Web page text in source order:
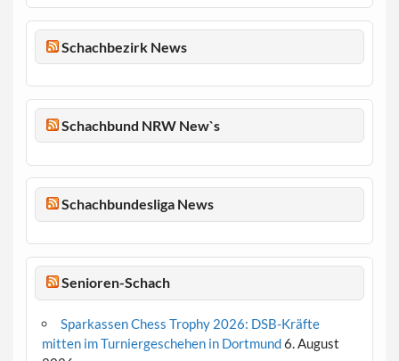
Schachbezirk News
Schachbund NRW New`s
Schachbundesliga News
Senioren-Schach
Sparkassen Chess Trophy 2026: DSB-Kräfte
mitten im Turniergeschehen in Dortmund6. August